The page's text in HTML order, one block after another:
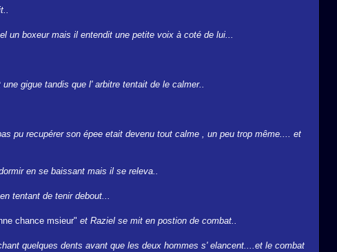
un boxeur mais il entendit une petite voix à coté de lui...
une gigue tandis que l' arbitre tentait de le calmer..
pu recupérer son épee etait devenu tout calme , un peu trop même.... et
en se baissant mais il se releva..
tentant de tenir debout...
chance msieur" et Raziel se mit en postion de combat..
quelques dents avant que les deux hommes s' elancent....et le combat